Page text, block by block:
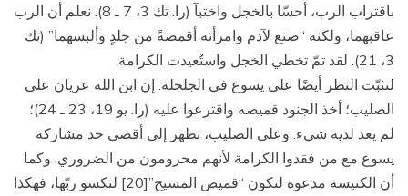
باقتراب الرب، أحسّا بالخجل واختبآ (را. تك 3، 7 ـ 8). نعلم أن الرب
عاقبهما، ولكنه “صنع لآدم وامرأته أقمصةً من جلدٍ وألبسهما” (تك
3، 21). لقد تمّ تخطي الخجل واستُعيدت الكرامة.
لنثبّت النظر أيضًا على يسوع في الجلجلة. إن ابن الله عريان على
الصليب؛ أخذ الجنود قميصه واقترعوا عليه (را. يو 19، 23 ـ 24)؛
لم يعد لديه شيء. وعلى الصليب، تظهر إلى أقصى حد مشاركة
يسوع مع من فقدوا الكرامة لأنهم محرومون من الضروري. وكما
أن الكنيسة مدعوة لتكون “قميص المسيح”[20] لتكسو ربّها، فهكذا